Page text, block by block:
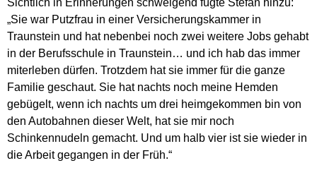
Sichtlich in Erinnerungen schwelgend fügte Stefan hinzu:
„Sie war Putzfrau in einer Versicherungskammer in
Traunstein und hat nebenbei noch zwei weitere Jobs gehabt
in der Berufsschule in Traunstein… und ich hab das immer
miterleben dürfen. Trotzdem hat sie immer für die ganze
Familie geschaut. Sie hat nachts noch meine Hemden
gebügelt, wenn ich nachts um drei heimgekommen bin von
den Autobahnen dieser Welt, hat sie mir noch
Schinkennudeln gemacht. Und um halb vier ist sie wieder in
die Arbeit gegangen in der Früh.“